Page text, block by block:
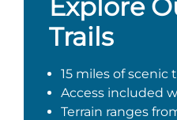
Explore
Trails
15 miles of scenic
Access included
Terrain ranges